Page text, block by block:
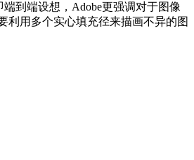
到端设想，Adobe更强调对于图像
利用多个实心填充径来描画不异的图